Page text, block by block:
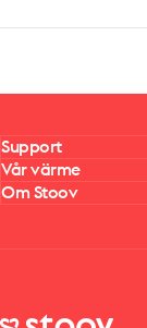
Support
Vår värme
Om Stoov
Stoov® | Cordless